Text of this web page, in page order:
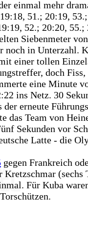
einmal mehr
51.; 20:19,
52.; 20:20, 55.;
Siebenmeter
noch in Unterzahl.
einer tollen
doch
eine Minute
ins Netz. 30
erneute
das Team von
Sekunden vor
Latte - die
gegen Frankreich
Kretzschmar (sechs
Für Kuba